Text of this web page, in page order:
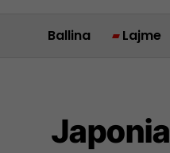
Ballina Lajme